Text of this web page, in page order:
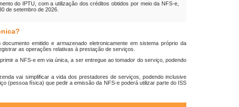
do IPTU, com a utilização dos créditos obtidos por meio da NFS-e,
de setembro de 2026
emitido e armazenado eletronicamente em sistema próprio da
as operações relativas à prestação de serviços.
a NFS-e em via única, a ser entregue ao tomador do serviço, podendo
vai simplificar a vida dos prestadores de serviços, podendo inclusive
(pessoa física) que pedir a emissão da NFS-e poderá utilizar parte do ISS